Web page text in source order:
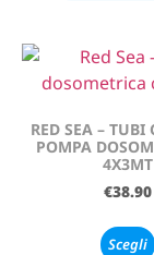
RED SEA – TUBI
POMPA
4X3MT
€38.90
Scegli